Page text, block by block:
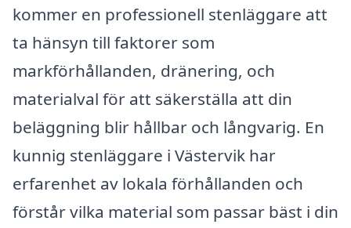
kommer en professionell stenläggare att
ta hänsyn till faktorer som
markförhållanden, dränering, och
materialval för att säkerställa att din
beläggning blir hållbar och långvarig. En
kunnig stenläggare i Västervik har
erfarenhet av lokala förhållanden och
förstår vilka material som passar bäst i din